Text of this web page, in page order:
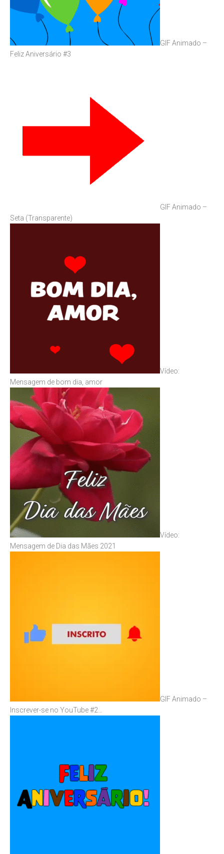
GIF Animado –
Feliz Aniversário #3
GIF Animado –
Seta (Transparente)
Vídeo:
Mensagem de bom dia, amor
Vídeo:
Mensagem de Dia das Mães 2021
GIF Animado –
Inscrever-se no YouTube #2…